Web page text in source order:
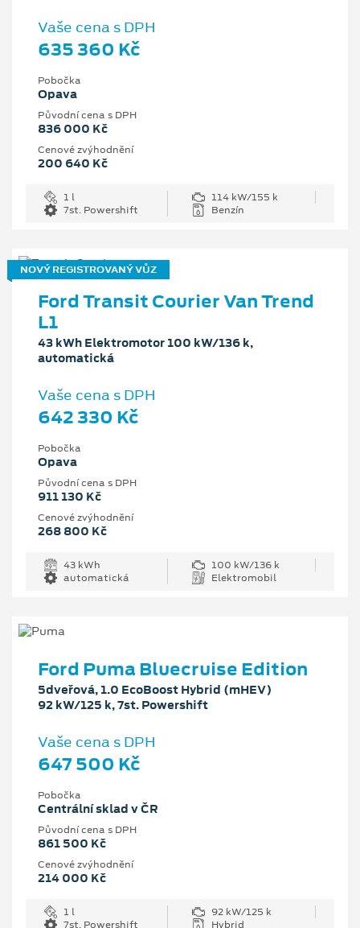
Vaše cena s DPH
635 360 Kč
Pobočka
Opava
Původní cena s DPH
836 000 Kč
Cenové zvýhodnění
200 640 Kč
1 l
114 kW/155 k
7st. Powershift
Benzín
NOVÝ REGISTROVANÝ VŮZ
Ford Transit Courier Van Trend
L1
43 kWh Elektromotor 100 kW/136 k,
automatická
Vaše cena s DPH
642 330 Kč
Pobočka
Opava
Původní cena s DPH
911 130 Kč
Cenové zvýhodnění
268 800 Kč
43 kWh
100 kW/136 k
automatická
Elektromobil
Ford Puma Bluecruise Edition
5dveřová, 1.0 EcoBoost Hybrid (mHEV)
92 kW/125 k, 7st. Powershift
Vaše cena s DPH
647 500 Kč
Pobočka
Centrální sklad v ČR
Původní cena s DPH
861 500 Kč
Cenové zvýhodnění
214 000 Kč
1 l
92 kW/125 k
7st. Powershift
Hybrid